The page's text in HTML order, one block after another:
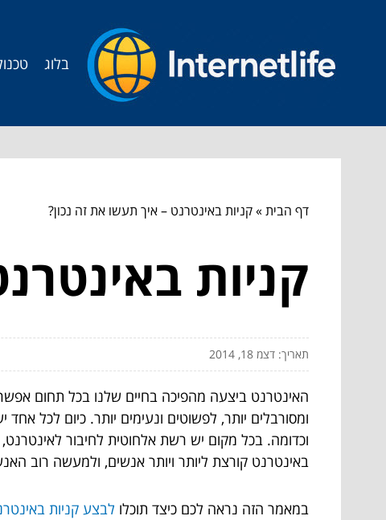
בלוג
דף הבית»קניות באינטרנט – איך תעשו את זה נכון?
קניות
תאריך: דצמ 18, 2014
האינטרנט ביצעה מהפיכה בחיים שלנו בכל תחום
ומסורבלים יותר, לפשוטים ונעימים יותר. כיום לכל אחד
וכדומה. בכל מקום יש רשת אלחוטית לחיבור
באינטרנט קורצת ליותר ויותר אנשים, ולמעשה רוב
במאמר הזה נראה לכם כיצד תוכלו לבצע קניות